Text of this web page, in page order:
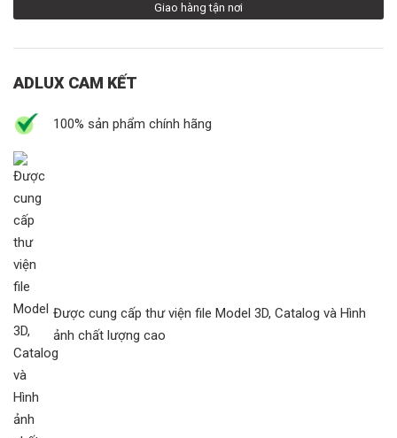
Giao hàng tận nơi
ADLUX CAM KẾT
100% sản phẩm chính hãng
Được cung cấp thư viện file Model 3D, Catalog và Hình
ảnh chất lượng cao